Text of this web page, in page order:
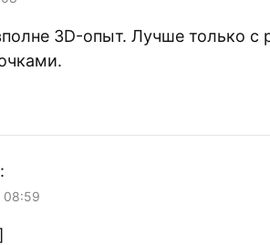
3D-опыт. Лучше только с
:
08:59